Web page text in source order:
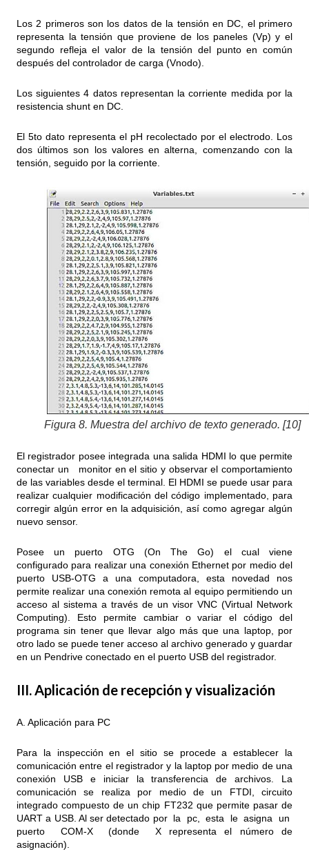
Los 2 primeros son los datos de la tensión en DC, el primero
representa la tensión que proviene de los paneles (Vp) y el
segundo refleja el valor de la tensión del punto en común
después del controlador de carga (Vnodo).
Los siguientes 4 datos representan la corriente medida por la
resistencia shunt en DC.
El 5to dato representa el pH recolectado por el electrodo. Los
dos últimos son los valores en alterna, comenzando con la
tensión, seguido por la corriente.
Figura 8. Muestra del archivo de texto generado. [10]
El registrador posee integrada una salida HDMI lo que permite
conectar un monitor en el sitio y observar el comportamiento
de las variables desde el terminal. El HDMI se puede usar para
realizar cualquier modificación del código implementado, para
corregir algún error en la adquisición, así como agregar algún
nuevo sensor.
Posee un puerto OTG (On The Go) el cual viene
configurado para realizar una conexión Ethernet por medio del
puerto USB-OTG a una computadora, esta novedad nos
permite realizar una conexión remota al equipo permitiendo un
acceso al sistema a través de un visor VNC (Virtual Network
Computing). Esto permite cambiar o variar el código del
programa sin tener que llevar algo más que una laptop, por
otro lado se puede tener acceso al archivo generado y guardar
en un Pendrive conectado en el puerto USB del registrador.
III. Aplicación de recepción y visualización
A. Aplicación para PC
Para la inspección en el sitio se procede a establecer la
comunicación entre el registrador y la laptop por medio de una
conexión USB e iniciar la transferencia de archivos. La
comunicación se realiza por medio de un FTDI, circuito
integrado compuesto de un chip FT232 que permite pasar de
UART a USB. Al ser detectado por la pc, esta le asigna un
puerto COM-X (donde X representa el número de
asignación).